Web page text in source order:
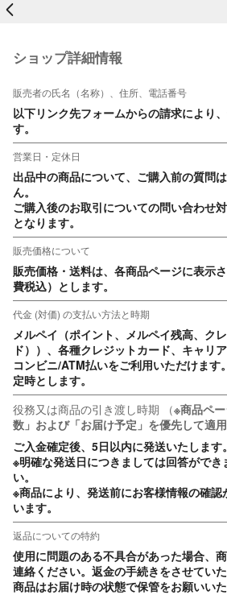
戻る
ショップ詳細情報
販売者の氏名（名称）、住所、電話番号
以下リンク先フォームからの請求により
す。
営業日・定休日
出品中の商品について、ご購入前の質問
ん。
ご購入後のお取引についての問い合わせ
となります。
販売価格について
販売価格・送料は、各商品ページに表示
費税込）とします。
代金 (対価) の支払い方法と時期
メルペイ（ポイント、メルペイ残高、ク
ド））、各種クレジットカード、キャリ
コンビニ/ATM払いをご利用いただけます
定時とします。
役務又は商品の引き渡し時期
（※商品ペ
数」および「お届け予定」を優先して適
ご入金確定後、5日以内に発送いたします。
※明確な発送日につきましては回答ができ
い。
※商品により、発送前にお客様情報の確
います。
返品についての特約
使用に問題のある不具合があった場合、
連絡ください。返金の手続きをさせていた
商品はお届け時の状態で保管をお願いいた